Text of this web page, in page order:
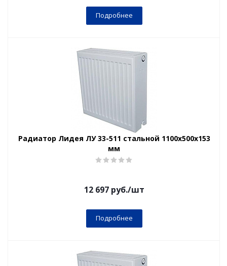
Подробнее
Радиатор Лидея ЛУ 33-511 стальной 1100x500x153
мм
12 697руб./шт
Подробнее